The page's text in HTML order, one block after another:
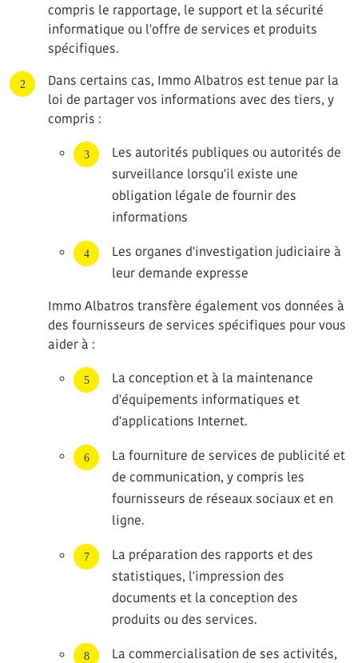
compris le rapportage, le support et la sécurité
informatique ou l'offre de services et produits
spécifiques.
Dans certains cas, Immo Albatros est tenue par la
loi de partager vos informations avec des tiers, y
compris :
Les autorités publiques ou autorités de
surveillance lorsqu'il existe une
obligation légale de fournir des
informations
Les organes d'investigation judiciaire à
leur demande expresse
Immo Albatros transfère également vos données à
des fournisseurs de services spécifiques pour vous
aider à :
La conception et à la maintenance
d'équipements informatiques et
d'applications Internet.
La fourniture de services de publicité et
de communication, y compris les
fournisseurs de réseaux sociaux et en
ligne.
La préparation des rapports et des
statistiques, l'impression des
documents et la conception des
produits ou des services.
La commercialisation de ses activités,